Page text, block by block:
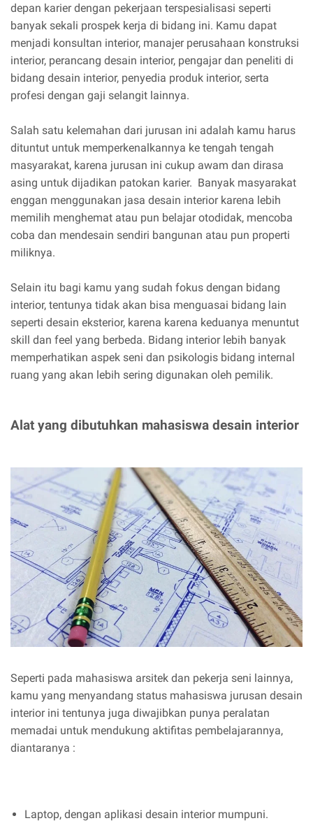
depan karier dengan pekerjaan terspesialisasi seperti
banyak sekali prospek kerja di bidang ini. Kamu dapat
menjadi konsultan interior, manajer perusahaan konstruksi
interior, perancang desain interior, pengajar dan peneliti di
bidang desain interior, penyedia produk interior, serta
profesi dengan gaji selangit lainnya.
Salah satu kelemahan dari jurusan ini adalah kamu harus
dituntut untuk memperkenalkannya ke tengah tengah
masyarakat, karena jurusan ini cukup awam dan dirasa
asing untuk dijadikan patokan karier. Banyak masyarakat
enggan menggunakan jasa desain interior karena lebih
memilih menghemat atau pun belajar otodidak, mencoba
coba dan mendesain sendiri bangunan atau pun properti
miliknya.
Selain itu bagi kamu yang sudah fokus dengan bidang
interior, tentunya tidak akan bisa menguasai bidang lain
seperti desain eksterior, karena karena keduanya menuntut
skill dan feel yang berbeda. Bidang interior lebih banyak
memperhatikan aspek seni dan psikologis bidang internal
ruang yang akan lebih sering digunakan oleh pemilik.
Alat yang dibutuhkan mahasiswa desain interior
Seperti pada mahasiswa arsitek dan pekerja seni lainnya,
kamu yang menyandang status mahasiswa jurusan desain
interior ini tentunya juga diwajibkan punya peralatan
memadai untuk mendukung aktifitas pembelajarannya,
diantaranya :
Laptop, dengan aplikasi desain interior mumpuni.